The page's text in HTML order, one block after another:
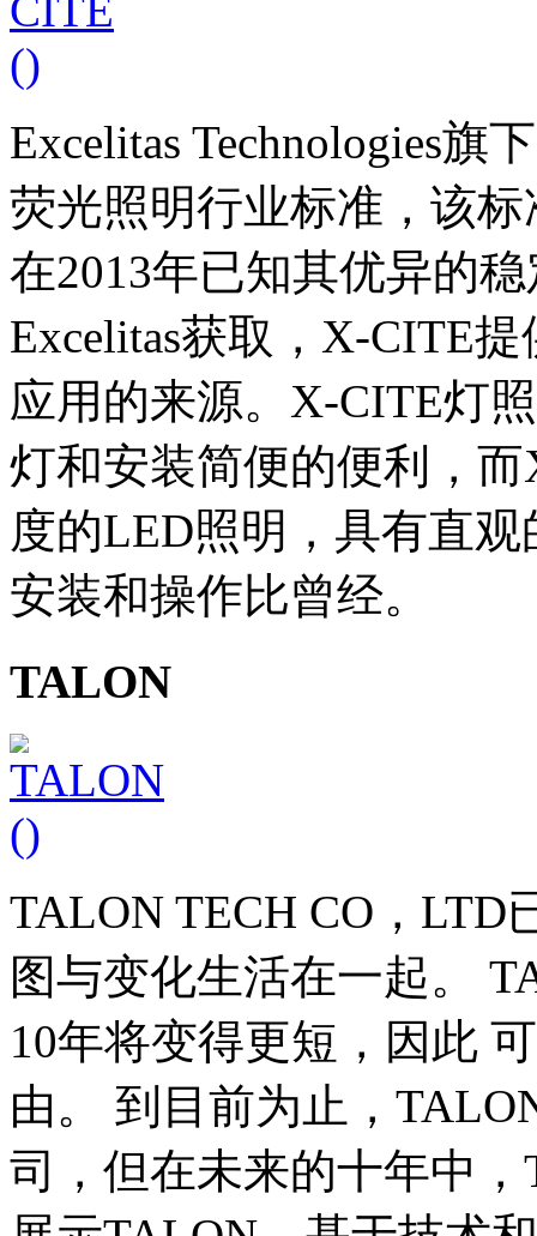
Excelitas Technologies旗
荧光照明行业标准，该
在2013年已知其优异的
Excelitas获取，X-CITE
应用的来源。X-CITE灯
灯和安装简便的便利，
度的LED照明，具有直
安装和操作比曾经。
TALON
TALON TECH CO，LTD
图与变化生活在一起。
10年将变得更短，因此
由。 到目前为止，
司，但在未来的十年中